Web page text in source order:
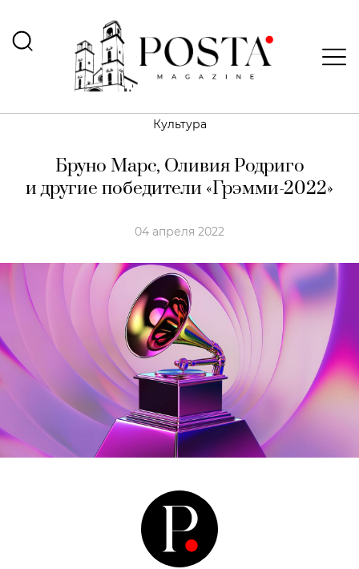
Культура
Бруно Марс, Оливия Родриго
и другие победители «Грэмми-2022»
04 апреля 2022